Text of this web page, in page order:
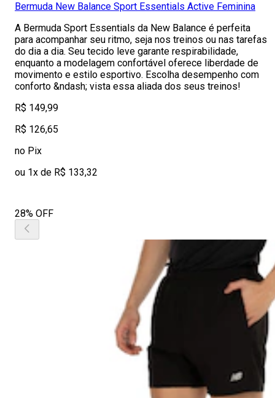
Bermuda New Balance Sport Essentials Active Feminina
A Bermuda Sport Essentials da New Balance é perfeita
para acompanhar seu ritmo, seja nos treinos ou nas tarefas
do dia a dia. Seu tecido leve garante respirabilidade,
enquanto a modelagem confortável oferece liberdade de
movimento e estilo esportivo. Escolha desempenho com
conforto &ndash; vista essa aliada dos seus treinos!
R$ 149,99
R$ 126,65
no Pix
ou 1x de R$ 133,32
28% OFF